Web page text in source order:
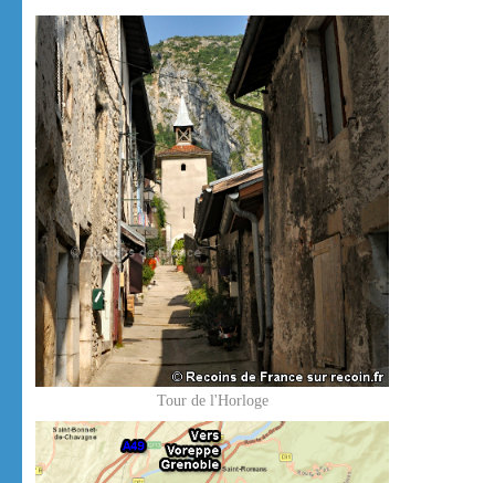
Tour de l'Horloge